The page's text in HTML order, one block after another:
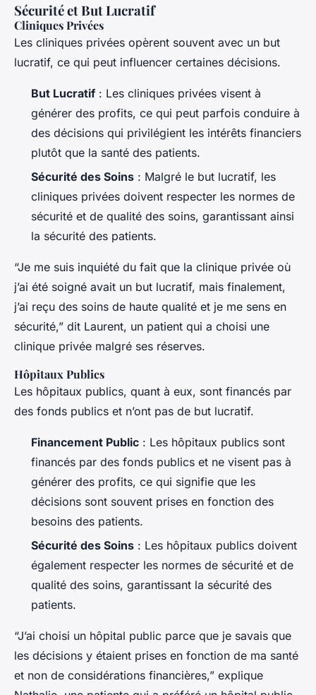
Sécurité et But Lucratif
Cliniques Privées
Les cliniques privées opèrent souvent avec un but
lucratif, ce qui peut influencer certaines décisions.
But Lucratif: Les cliniques privées visent à
générer des profits, ce qui peut parfois conduire à
des décisions qui privilégient les intérêts financiers
plutôt que la santé des patients.
Sécurité des Soins : Malgré le but lucratif, les
cliniques privées doivent respecter les normes de
sécurité et de qualité des soins, garantissant ainsi
la sécurité des patients.
“Je me suis inquiété du fait que la clinique privée où
j’ai été soigné avait un but lucratif, mais finalement,
j’ai reçu des soins de haute qualité et je me sens en
sécurité,” dit Laurent, un patient qui a choisi une
clinique privée malgré ses réserves.
Hôpitaux Publics
Les hôpitaux publics, quant à eux, sont financés par
des fonds publics et n’ont pas de but lucratif.
Financement Public : Les hôpitaux publics sont
financés par des fonds publics et ne visent pas à
générer des profits, ce qui signifie que les
décisions sont souvent prises en fonction des
besoins des patients.
Sécurité des Soins : Les hôpitaux publics doivent
également respecter les normes de sécurité et de
qualité des soins, garantissant la sécurité des
patients.
“J’ai choisi un hôpital public parce que je savais que
les décisions y étaient prises en fonction de ma santé
et non de considérations financières,” explique